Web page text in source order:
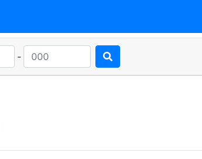
-